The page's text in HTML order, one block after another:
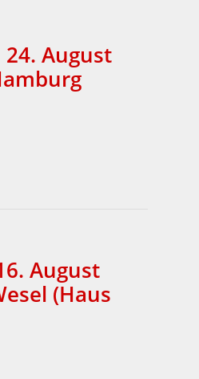
August
August
(Haus